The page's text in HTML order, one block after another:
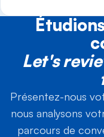
Let's
Présentez-nous
nous analysons
parcours de